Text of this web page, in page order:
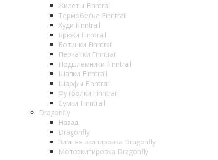
Жилеты Finntrail
Термобелье Finntrail
Худи Finntrail
Брюки Finntrail
Ботинки Finntrail
Перчатки Finntrail
Подшлемники Finntrail
Шапки Finntrail
Шарфы Finntrail
Футболки Finntrail
Сумки Finntrail
Dragonfly
Назад
Dragonfly
Зимняя экипировка Dragonfly
Мотоэкипировка Dragonfly